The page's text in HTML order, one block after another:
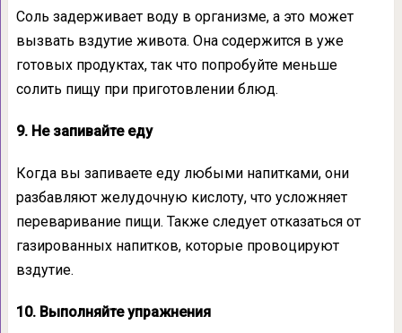
Соль задерживает воду в организме, а это может
вызвать вздутие живота. Она содержится в уже
готовых продуктах, так что попробуйте меньше
солить пищу при приготовлении блюд.
9. Не запивайте еду
Когда вы запиваете еду любыми напитками, они
разбавляют желудочную кислоту, что усложняет
переваривание пищи. Также следует отказаться от
газированных напитков, которые провоцируют
вздутие.
10. Выполняйте упражнения